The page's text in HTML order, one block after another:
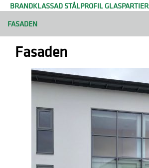
BRANDKLASSAD STÅLPROFIL GLASPARTIER
FASADEN
Fasaden